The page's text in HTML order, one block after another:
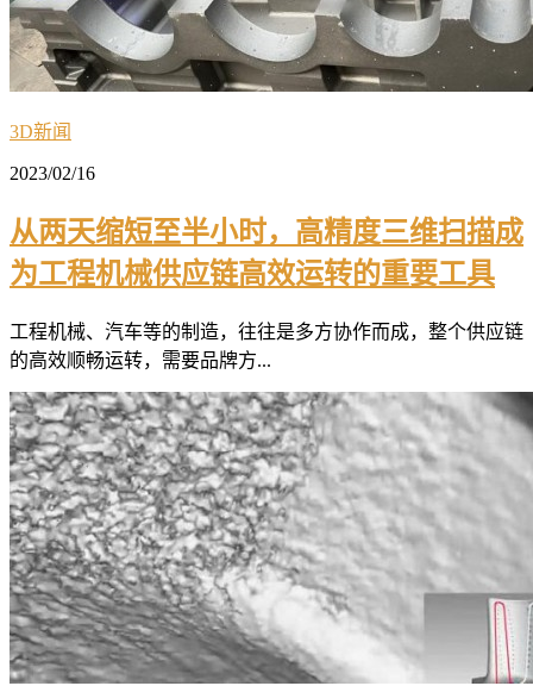
3D新闻
2023/02/16
从两天缩短至半小时，高精度三维扫描成
为工程机械供应链高效运转的重要工具
工程机械、汽车等的制造，往往是多方协作而成，整个供应链
的高效顺畅运转，需要品牌方...